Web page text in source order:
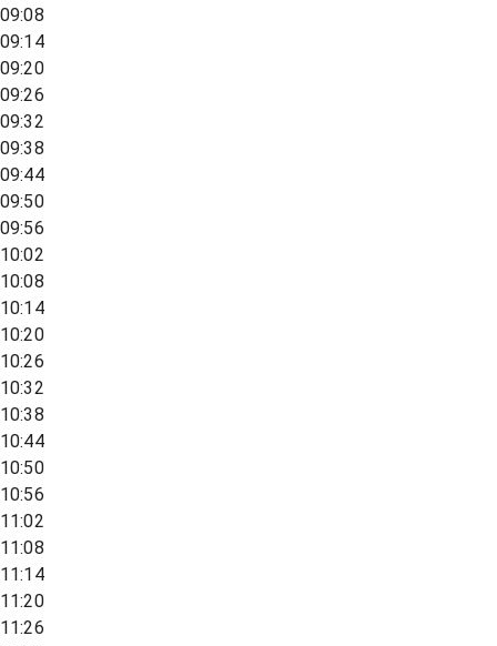
09:08
09:14
09:20
09:26
09:32
09:38
09:44
09:50
09:56
10:02
10:08
10:14
10:20
10:26
10:32
10:38
10:44
10:50
10:56
11:02
11:08
11:14
11:20
11:26